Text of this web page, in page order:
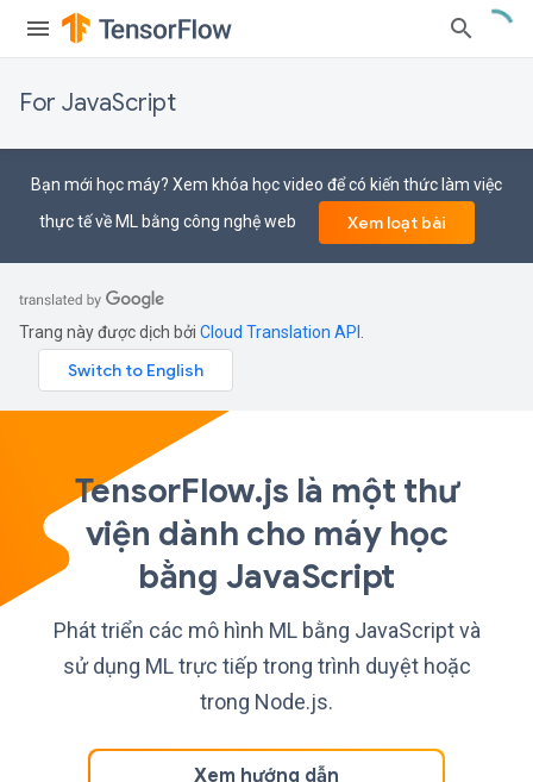
For JavaScript
Bạn mới học máy? Xem khóa học video để có kiến ​​thức làm việc
thực tế về ML bằng công nghệ web
Xem loạt bài
Trang này được dịch bởi Cloud Translation API
TensorFlow.js là một thư
viện dành cho máy học
bằng JavaScript
Phát triển các mô hình ML bằng JavaScript và
sử dụng ML trực tiếp trong trình duyệt hoặc
trong Node.js.
Xem hướng dẫn